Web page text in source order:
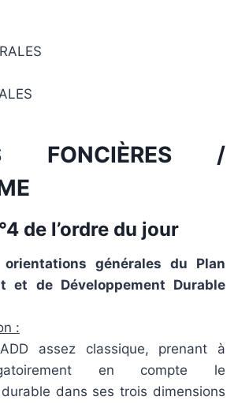
FONCIÈRES /
de l’ordre du jour
générales du Plan
et de Développement Durable
:
assez classique, prenant à
en compte le
dans ses trois dimensions